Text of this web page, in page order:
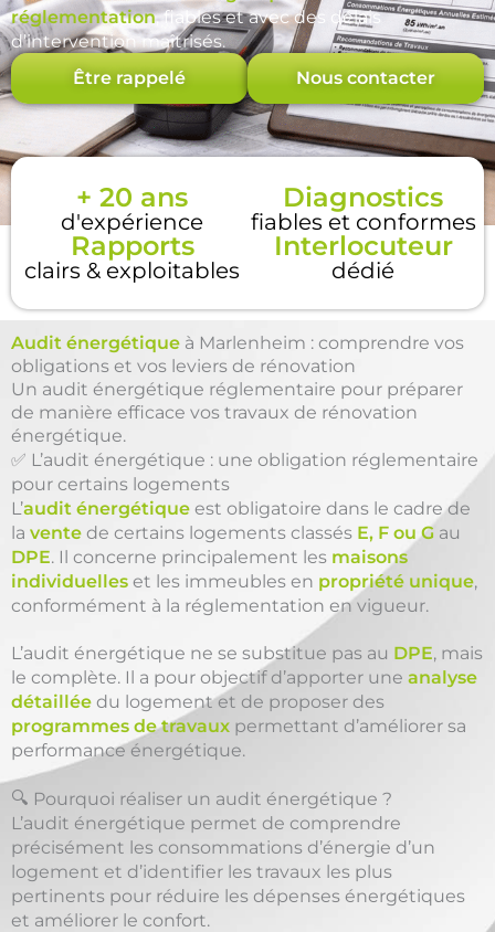
réglementation, fiables et avec des délais
d’intervention maîtrisés.
Être rappelé Nous contacter
+ 20 ans
d'expérience
Diagnostics
fiables et conformes
Rapports
clairs & exploitables
Interlocuteur
dédié
Audit énergétique à Marlenheim : comprendre vos
obligations et vos leviers de rénovation
Un audit énergétique réglementaire pour préparer
de manière efficace vos travaux de rénovation
énergétique.
✅ L’audit énergétique : une obligation réglementaire
pour certains logements
L’audit énergétique est obligatoire dans le cadre de
la vente de certains logements classés E, F ou G au
DPE. Il concerne principalement les maisons
individuelles et les immeubles en propriété unique,
conformément à la réglementation en vigueur.
L’audit énergétique ne se substitue pas au DPE, mais
le complète. Il a pour objectif d’apporter une analyse
détaillée du logement et de proposer des
programmes de travaux permettant d’améliorer sa
performance énergétique.
🔍 Pourquoi réaliser un audit énergétique ?
L’audit énergétique permet de comprendre
précisément les consommations d’énergie d’un
logement et d’identifier les travaux les plus
pertinents pour réduire les dépenses énergétiques
et améliorer le confort.